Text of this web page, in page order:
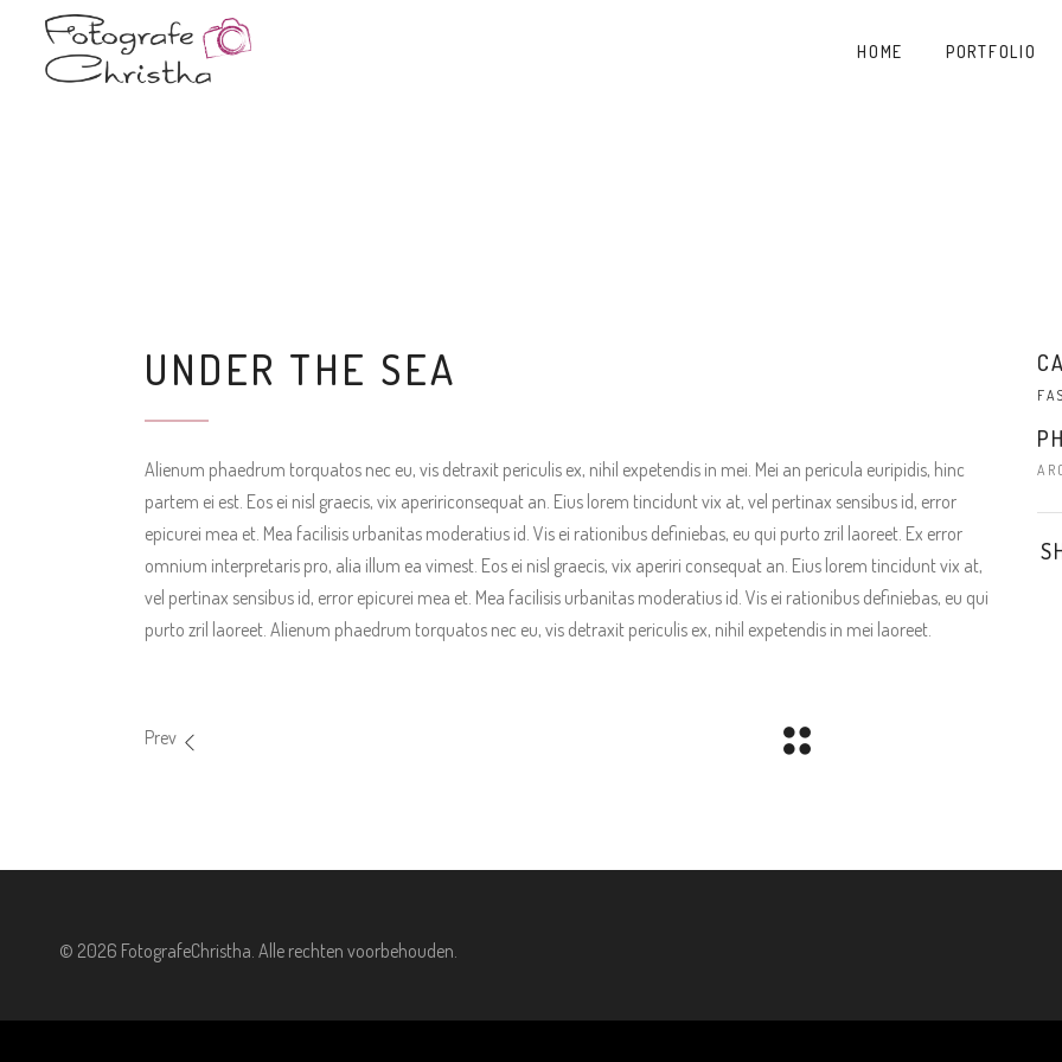
HOME PORTFOLIO
UNDER THE SEA
Alienum phaedrum torquatos nec eu, vis detraxit periculis ex, nihil expetendis in mei. Mei an pericula euripidis, hinc
partem ei est. Eos ei nisl graecis, vix apeririconsequat an. Eius lorem tincidunt vix at, vel pertinax sensibus id, error
epicurei mea et. Mea facilisis urbanitas moderatius id. Vis ei rationibus definiebas, eu qui purto zril laoreet. Ex error
omnium interpretaris pro, alia illum ea vimest. Eos ei nisl graecis, vix aperiri consequat an. Eius lorem tincidunt vix at,
vel pertinax sensibus id, error epicurei mea et. Mea facilisis urbanitas moderatius id. Vis ei rationibus definiebas, eu qui
purto zril laoreet. Alienum phaedrum torquatos nec eu, vis detraxit periculis ex, nihil expetendis in mei laoreet.
Prev
© 2026 FotografeChristha. Alle rechten voorbehouden.